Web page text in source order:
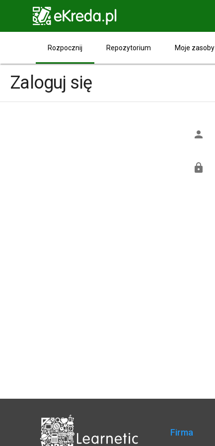
Rozpocznij Repozytorium Moje zasoby
Zaloguj się


Firma